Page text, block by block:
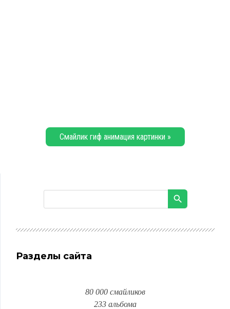
Смайлик гиф анимация картинки »
Разделы сайта
80 000 смайликов
233 альбома